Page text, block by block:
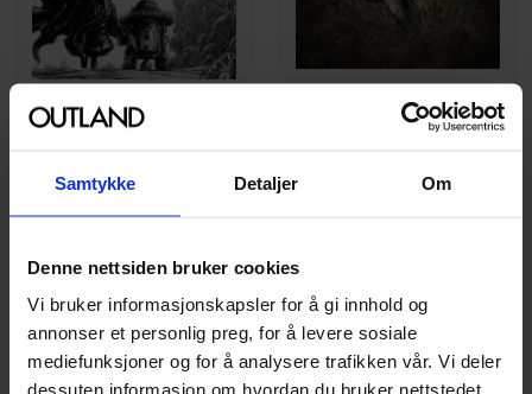
Samtykke Detaljer Om
Denne nettsiden bruker cookies
Vi bruker informasjonskapsler for å gi innhold og
annonser et personlig preg, for å levere sosiale
mediefunksjoner og for å analysere trafikken vår. Vi deler
dessuten informasjon om hvordan du bruker nettstedet
Star Wars: Visions
2
Madibek Musabekov,Marc Guggenheim
19900
179,10 Medlem
På nettlager
199 00
179,10 Medlem
På nettlager